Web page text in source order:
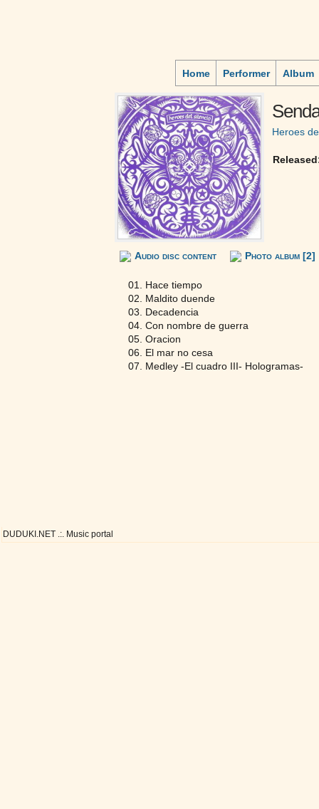
Home Performer Album
Heroes
Audio disc content Photo album [2]
01. Hace tiempo
02. Maldito duende
03. Decadencia
04. Con nombre de guerra
05. Oracion
06. El mar no cesa
07. Medley -El cuadro III- Hologramas-
DUDUKI.NET .:. Music portal